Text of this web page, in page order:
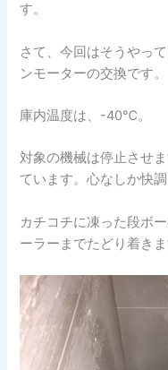
す。
さて、今回はそうやっ
ンモーターの交換です。
庫内温度は、-40℃。
対象の機械は停止させ
ています。心なしか快
カチコチに凍った段ボ
ーラーまでたどり着きま